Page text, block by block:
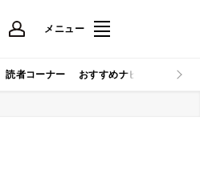
メニュー
読者コーナー おすすめナビ マイナビ